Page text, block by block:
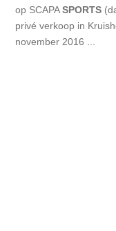
op SCAPASPORTS
privé verkoop in
november 2016 ...